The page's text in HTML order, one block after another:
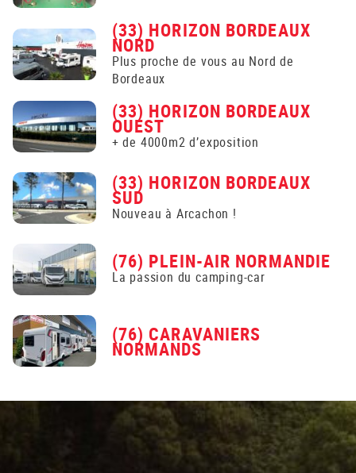
(33) HORIZON BORDEAUX
NORD
Plus proche de vous au Nord de
Bordeaux
(33) HORIZON BORDEAUX
OUEST
+ de 4000m2 d’exposition
(33) HORIZON BORDEAUX
SUD
Nouveau à Arcachon !
(76) PLEIN-AIR NORMANDIE
La passion du camping-car
(76) CARAVANIERS
NORMANDS